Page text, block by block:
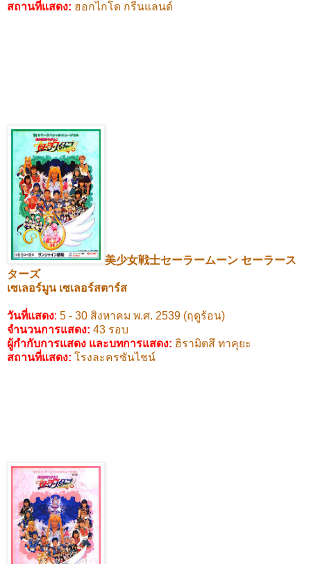
สถานที่แสดง: ฮอกไกโด กรีนแลนด์
美少女戦士セーラームーン セーラース
ターズ
เซเลอร์มูน เซเลอร์สตาร์ส
วันที่แสดง: 5 - 30 สิงหาคม พ.ศ. 2539 (ฤดูร้อน)
จำนวนการแสดง: 43 รอบ
ผู้กำกับการแสดง และบทการแสดง: ฮิรามิตสึ ทาคุยะ
สถานที่แสดง: โรงละครซันไชน์